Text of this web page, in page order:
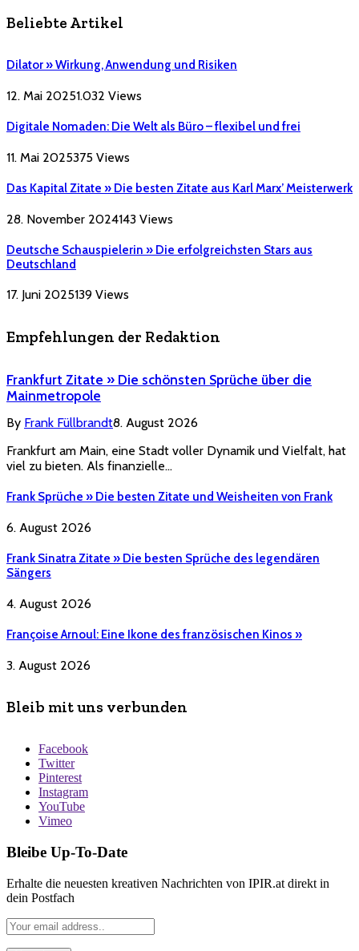
Beliebte Artikel
Dilator » Wirkung, Anwendung und Risiken
12. Mai 20251.032 Views
Digitale Nomaden: Die Welt als Büro – flexibel und frei
11. Mai 2025375 Views
Das Kapital Zitate » Die besten Zitate aus Karl Marx’ Meisterwerk
28. November 2024143 Views
Deutsche Schauspielerin » Die erfolgreichsten Stars aus
Deutschland
17. Juni 2025139 Views
Empfehlungen der Redaktion
Frankfurt Zitate » Die schönsten Sprüche über die
Mainmetropole
By Frank Füllbrandt8. August 2026
Frankfurt am Main, eine Stadt voller Dynamik und Vielfalt, hat
viel zu bieten. Als finanzielle…
Frank Sprüche » Die besten Zitate und Weisheiten von Frank
6. August 2026
Frank Sinatra Zitate » Die besten Sprüche des legendären
Sängers
4. August 2026
Françoise Arnoul: Eine Ikone des französischen Kinos »
3. August 2026
Bleib mit uns verbunden
Facebook
Twitter
Pinterest
Instagram
YouTube
Vimeo
Bleibe Up-To-Date
Erhalte die neuesten kreativen Nachrichten von IPIR.at direkt in
dein Postfach